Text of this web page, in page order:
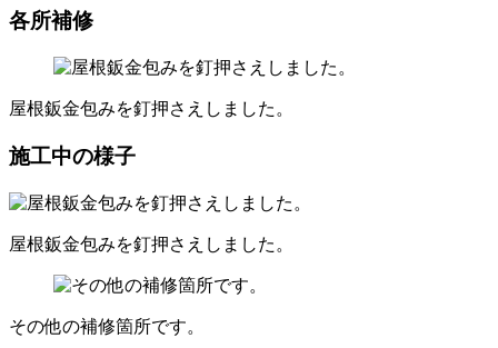
各所補修
屋根鈑金包みを釘押さえしました。
施工中の様子
屋根鈑金包みを釘押さえしました。
その他の補修箇所です。